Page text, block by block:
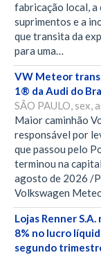
fabricação local, a
suprimentos e a
que transita da
para uma…
VW Meteor
1® da Audi do
SÃO PAULO, sex,
Maior caminhão
responsável por
que passou pelo
terminou na
agosto de 2026 /
Volkswagen
Lojas Renner
8% no lucro
segundo